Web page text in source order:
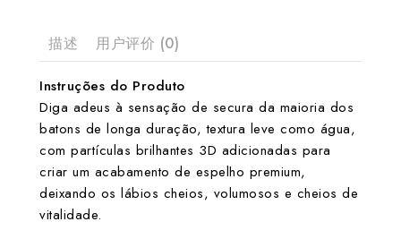
描述 用户评价 (0)
Instruções do Produto
Diga adeus à sensação de secura da maioria dos
batons de longa duração, textura leve como água,
com partículas brilhantes 3D adicionadas para
criar um acabamento de espelho premium,
deixando os lábios cheios, volumosos e cheios de
vitalidade.